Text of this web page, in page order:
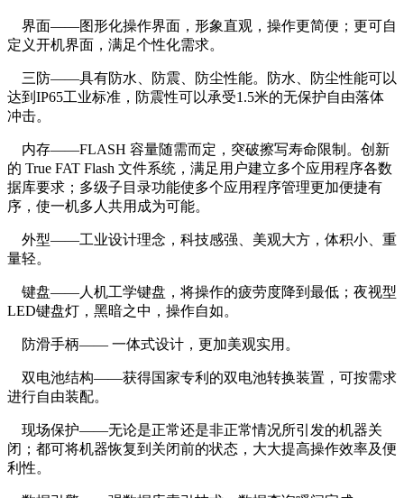
界面——图形化操作界面，形象直观，操作更简便；更可自
定义开机界面，满足个性化需求。
三防——具有防水、防震、防尘性能。防水、防尘性能可以
达到IP65工业标准，防震性可以承受1.5米的无保护自由落体
冲击。
内存——FLASH 容量随需而定，突破擦写寿命限制。创新
的 True FAT Flash 文件系统，满足用户建立多个应用程序各数
据库要求；多级子目录功能使多个应用程序管理更加便捷有
序，使一机多人共用成为可能。
外型——工业设计理念，科技感强、美观大方，体积小、重
量轻。
键盘——人机工学键盘，将操作的疲劳度降到最低；夜视型
LED键盘灯，黑暗之中，操作自如。
防滑手柄—— 一体式设计，更加美观实用。
双电池结构——获得国家专利的双电池转换装置，可按需求
进行自由装配。
现场保护——无论是正常还是非正常情况所引发的机器关
闭；都可将机器恢复到关闭前的状态，大大提高操作效率及便
利性。